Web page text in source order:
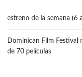
estreno de la semana (6
Dominican Film Festival
de 70 películas